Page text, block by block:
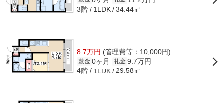
3階 1LDK 34.44㎡
8.7万円 (管理費等：10,000円)
敷金 0ヶ月 礼金 9.7万円
4階 1LDK 29.58㎡